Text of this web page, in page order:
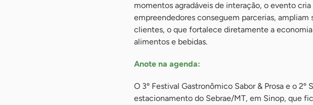
momentos agradáveis de interação, o evento
empreendedores conseguem parcerias,
clientes, o que fortalece diretamente a
alimentos e bebidas.
Anote na agenda:
O 3º Festival Gastronômico Sabor & Prosa e o 2º
estacionamento do Sebrae/MT, em Sinop, que